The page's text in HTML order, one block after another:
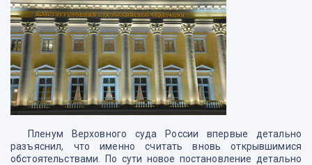
Пленум Верховного суда России впервые детально
разъяснил, что именно считать вновь открывшимися
обстоятельствами. По сути новое постановление детально